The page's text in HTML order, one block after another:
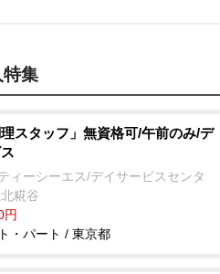
集
理スタッフ」無資格可/午前のみ/デ
ィーシーエス/デイサービスセンタ
糀谷
円
・パート / 東京都